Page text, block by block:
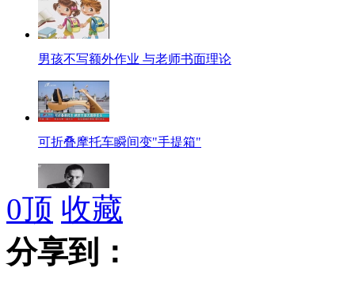
男孩不写额外作业 与老师书面理论
可折叠摩托车瞬间变"手提箱"
"上了微博才知道"明星真面目
0顶 收藏
分享到：